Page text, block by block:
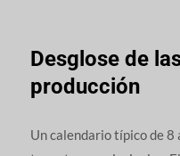
Desglose de
producción
Un calendario típico de 8